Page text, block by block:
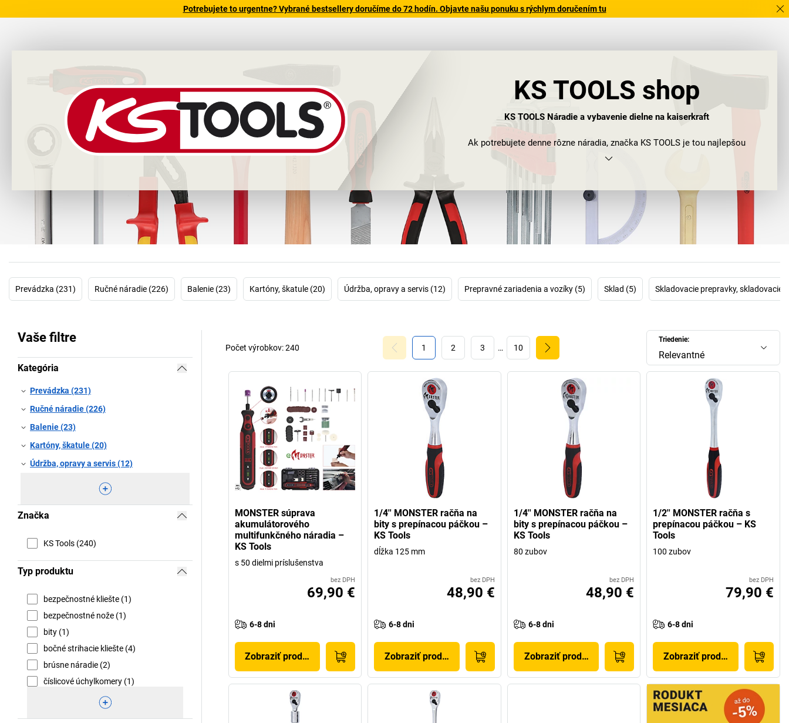
Potrebujete to urgentne? Vybrané bestsellery doručíme do 72 hodín. Objavte našu ponuku s rýchlym doručením tu
KS TOOLS shop
KS TOOLS Náradie a vybavenie dielne na kaiserkraft
Ak potrebujete denne rôzne náradia, značka KS TOOLS je tou najlepšou
voľbou. Prečo? Pretože táto značka kladie veľký dôraz na kvalitu a odolnosť a
certifikované podľa normy DIN ISO 9001.
Je len logické, že vám to nezatajujeme, a v našom obchode nájdete vhodné
náradie od KS TOOLS na každý účel. Či už ide o ručné náradie pre priemysel a
remeselný sektor, pre sanitáciu – kúrenie – klimatizáciu, pre stavebníctvo a
stavebný priemysel alebo špeciálne náradie pre automobilový priemysel.
Prevádzka (231) Ručné náradie (226) Balenie (23) Kartóny, škatule (20) Údržba, opravy a servis (12) Prepravné zariadenia a vozíky (5) Sklad (5) Skladovacie prepravky, skladovacie
Vaše filtre
Kategória
Prevádzka (231)
Ručné náradie (226)
Balenie (23)
Kartóny, škatule (20)
Údržba, opravy a servis (12)
Značka
KS Tools (240)
Typ produktu
bezpečnostné kliešte (1)
bezpečnostné nože (1)
bity (1)
bočné strihacie kliešte (4)
brúsne náradie (2)
číslicové úchylkomery (1)
Triedenie:
Relevantné
1 2 3 … 10
Počet výrobkov:240
MONSTER súprava
akumulátorového
multifunkčného náradia –
KS Tools
s 50 dielmi príslušenstva
bez DPH
69,90 €
6-8 dni
Zobraziť produkt
1/4'' MONSTER račňa na
bity s prepínacou páčkou –
KS Tools
dĺžka 125 mm
bez DPH
48,90 €
6-8 dni
Zobraziť produkt
1/4'' MONSTER račňa na
bity s prepínacou páčkou –
KS Tools
80 zubov
bez DPH
48,90 €
6-8 dni
Zobraziť produkt
1/2'' MONSTER račňa s
prepínacou páčkou – KS
Tools
100 zubov
bez DPH
79,90 €
6-8 dni
Zobraziť produkt